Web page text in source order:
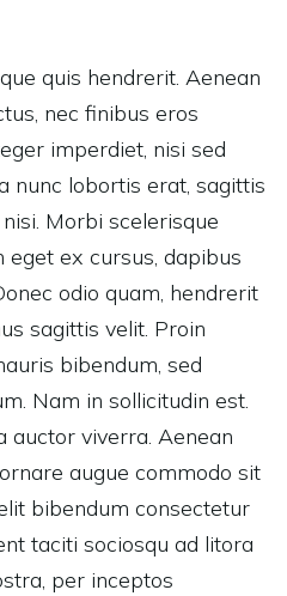
quis hendrerit. Aenean
nec finibus eros
imperdiet, nisi sed
nunc lobortis erat, sagittis
Morbi scelerisque
ex cursus, dapibus
odio quam, hendrerit
sagittis velit. Proin
bibendum, sed
Nam in sollicitudin est.
auctor viverra. Aenean
augue commodo sit
bibendum consectetur
taciti sociosqu ad litora
per inceptos